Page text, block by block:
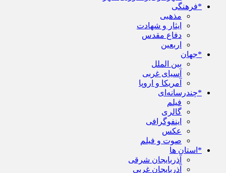
*فرهنگی
مذهبی
ایثار و شهادت
دفاع مقدس
اربعین
*جهان
بین الملل
آسیای غربی
آمریکا و اروپا
*چندرسانه‌ای
فیلم
گالری
اینفوگرافی
عکس
صوت و فیلم
*استان ها
آذربایجان شرقی
آذربایجان غربی